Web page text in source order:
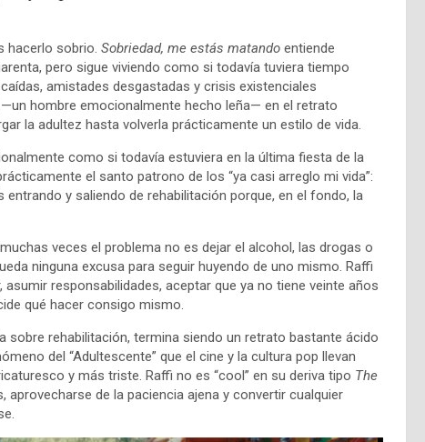
hacerlo sobrio. Sobriedad, me estás matando entiende
pero sigue viviendo como si todavía tuviera tiempo
amistades desgastadas y crisis existenciales
hombre emocionalmente hecho leña— en el retrato
la adultez hasta volverla prácticamente un estilo de vida.
como si todavía estuviera en la última fiesta de la
el santo patrono de los “ya casi arreglo mi vida”:
y saliendo de rehabilitación porque, en el fondo, la
veces el problema no es dejar el alcohol, las drogas o
ninguna excusa para seguir huyendo de uno mismo. Raffi
responsabilidades, aceptar que ya no tiene veinte años
qué hacer consigo mismo.
sobre rehabilitación, termina siendo un retrato bastante ácido
del “Adultescente” que el cine y la cultura pop llevan
y más triste. Raffi no es “cool” en su deriva tipo The
aprovecharse de la paciencia ajena y convertir cualquier